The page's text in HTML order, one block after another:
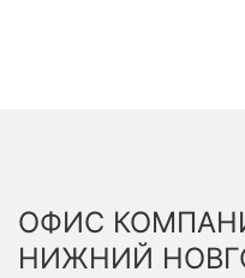
ОФИС
НИЖНИЙ